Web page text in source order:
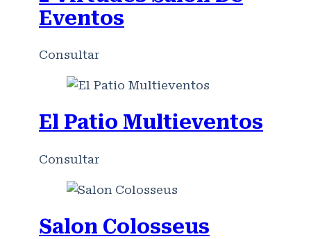
Eventos
Consultar
El Patio Multieventos
Consultar
Salon Colosseus